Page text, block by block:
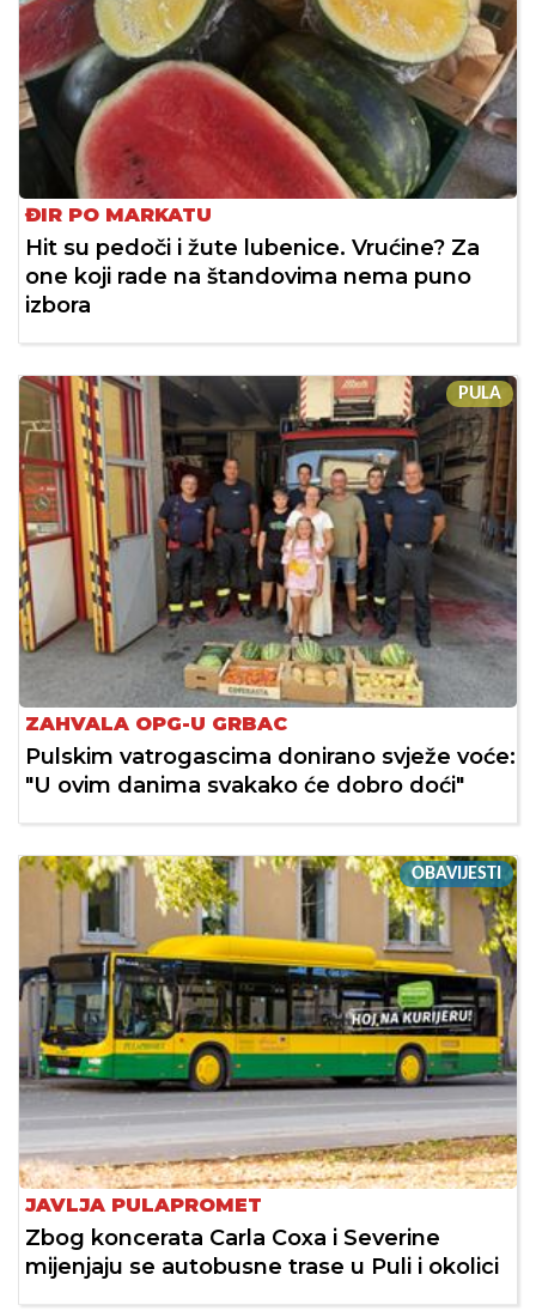
ĐIR PO MARKATU
Hit su pedoči i žute lubenice. Vrućine? Za
one koji rade na štandovima nema puno
izbora
PULA
ZAHVALA OPG-U GRBAC
Pulskim vatrogascima donirano svježe voće:
"U ovim danima svakako će dobro doći"
OBAVIJESTI
JAVLJA PULAPROMET
Zbog koncerata Carla Coxa i Severine
mijenjaju se autobusne trase u Puli i okolici